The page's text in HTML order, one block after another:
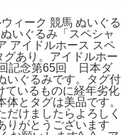
ィーク 競馬 ぬいぐる
いぐるみ「スペシャ
アイドルホース スペ
グあり。アイドルホー
記念第65回 日本ダ
いぐるみです。タグ付
いるものに経年劣化
とタグは美品です。
だけましたらよろしく
りがとうございます